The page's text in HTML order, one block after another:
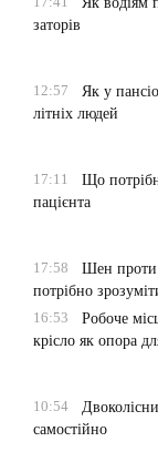
заторів
12:57
Як у
літніх людей
17:11
Що
пацієнта
17:58
Шен проти
потрібно
16:53
Робоче
крісло як опора
10:54
самостійно